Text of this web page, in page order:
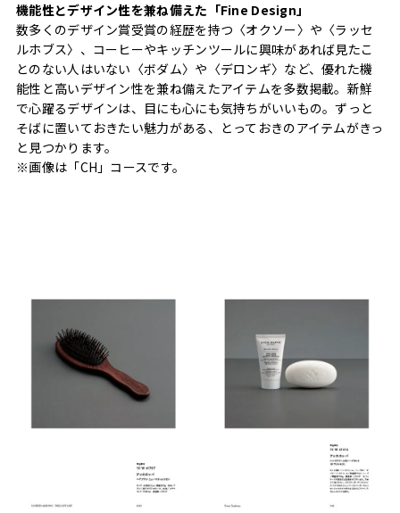
機能性とデザイン性を兼ね備えた「Fine Design」
数多くのデザイン賞受賞の経歴を持つ〈オクソー〉や〈ラッセ
ルホブス〉、コーヒーやキッチンツールに興味があれば見たこ
とのない人はいない〈ボダム〉や〈デロンギ〉など、優れた機
能性と高いデザイン性を兼ね備えたアイテムを多数掲載。新鮮
で心躍るデザインは、目にも心にも気持ちがいいもの。ずっと
そばに置いておきたい魅力がある、とっておきのアイテムがきっ
と見つかります。
※画像は「CH」コースです。